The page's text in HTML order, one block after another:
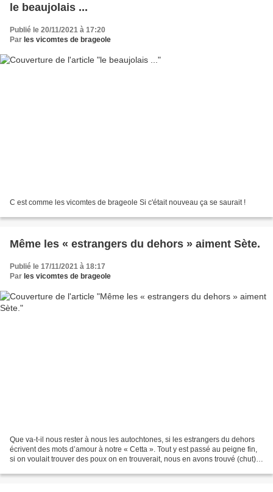
le beaujolais ...
Publié le 20/11/2021 à 17:20
Par les vicomtes de brageole
C est comme les vicomtes de brageole Si c'était nouveau ça se saurait !
Même les « estrangers du dehors » aiment Sète.
Publié le 17/11/2021 à 18:17
Par les vicomtes de brageole
Que va-t-il nous rester à nous les autochtones, si les estrangers du dehors
écrivent des mots d’amour à notre « Cetta ». Tout y est passé au peigne fin,
si on voulait trouver des poux on en trouverait, nous en avons trouvé (chut).